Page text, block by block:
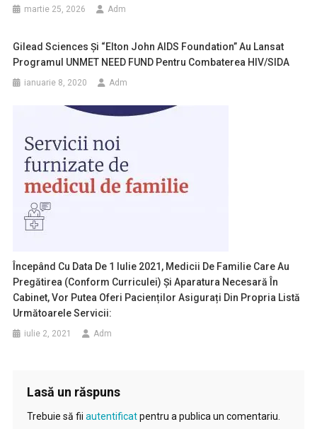
martie 25, 2026 Adm
Gilead Sciences Și “Elton John AIDS Foundation” Au Lansat
Programul UNMET NEED FUND Pentru Combaterea HIV/SIDA
ianuarie 8, 2020 Adm
Începând Cu Data De 1 Iulie 2021, Medicii De Familie Care Au
Pregătirea (conform Curriculei) Și Aparatura Necesară În
Cabinet, Vor Putea Oferi Pacienților Asigurați Din Propria Listă
Următoarele Servicii:
iulie 2, 2021 Adm
Lasă un răspuns
Trebuie să fii autentificatpentru a publica un comentariu.